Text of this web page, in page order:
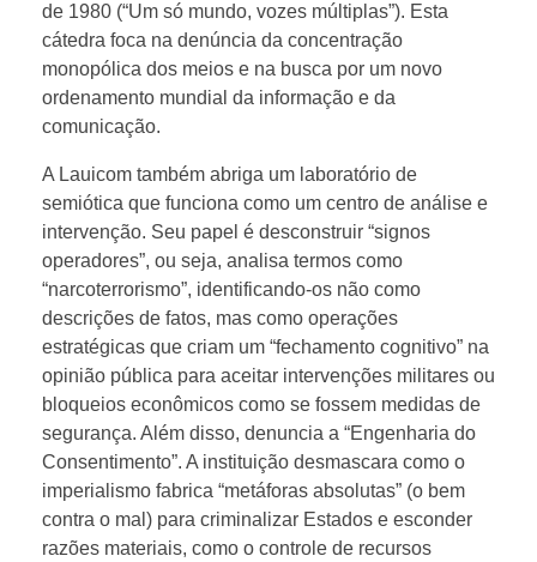
de 1980 (“Um só mundo, vozes múltiplas”). Esta
cátedra foca na denúncia da concentração
monopólica dos meios e na busca por um novo
ordenamento mundial da informação e da
comunicação.
A Lauicom também abriga um laboratório de
semiótica que funciona como um centro de análise e
intervenção. Seu papel é desconstruir “signos
operadores”, ou seja, analisa termos como
“narcoterrorismo”, identificando-os não como
descrições de fatos, mas como operações
estratégicas que criam um “fechamento cognitivo” na
opinião pública para aceitar intervenções militares ou
bloqueios econômicos como se fossem medidas de
segurança. Além disso, denuncia a “Engenharia do
Consentimento”. A instituição desmascara como o
imperialismo fabrica “metáforas absolutas” (o bem
contra o mal) para criminalizar Estados e esconder
razões materiais, como o controle de recursos